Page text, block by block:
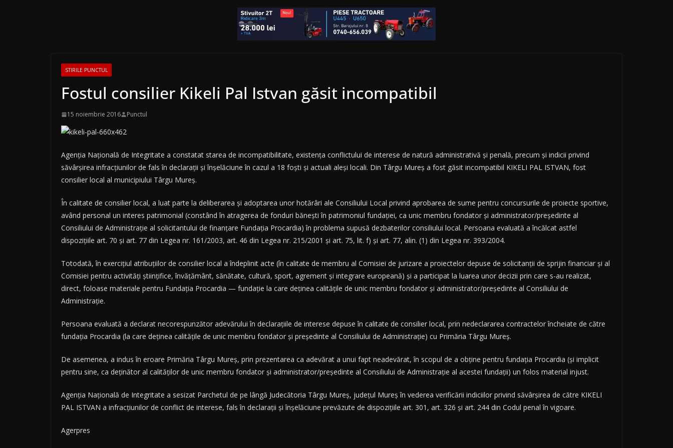
STIRILE PUNCTUL
Fostul consilier Kikeli Pal Istvan găsit incompatibil
15 noiembrie 2016 Punctul
Agenția Națională de Integritate a constatat starea de incompatibilitate, existența conflictului de interese de natură administrativă și penală, precum și indicii privind
săvârșirea infracțiunilor de fals în declarații și înșelăciune în cazul a 18 foști și actuali aleși locali. Din Târgu Mureş a fost găsit incompatibil KIKELI PAL ISTVAN, fost
consilier local al municipiului Târgu Mureș.
În calitate de consilier local, a luat parte la deliberarea și adoptarea unor hotărâri ale Consiliului Local privind aprobarea de sume pentru concursurile de proiecte sportive,
având personal un interes patrimonial (constând în atragerea de fonduri bănești în patrimoniul fundației, ca unic membru fondator și administrator/președinte al
Consiliului de Administrație al solicitantului de finanțare Fundația Procardia) în problema supusă dezbaterilor consiliului local. Persoana evaluată a încălcat astfel
dispozițiile art. 70 și art. 77 din Legea nr. 161/2003, art. 46 din Legea nr. 215/2001 și art. 75, lit. f) și art. 77, alin. (1) din Legea nr. 393/2004.
Totodată, în exercițiul atribuțiilor de consilier local a îndeplinit acte (în calitate de membru al Comisiei de jurizare a proiectelor depuse de solicitanții de sprijin financiar și al
Comisiei pentru activități științifice, învățământ, sănătate, cultură, sport, agrement și integrare europeană) și a participat la luarea unor decizii prin care s-au realizat,
direct, foloase materiale pentru Fundația Procardia — fundație la care deținea calitățile de unic membru fondator și administrator/președinte al Consiliului de
Administrație.
Persoana evaluată a declarat necorespunzător adevărului în declarațiile de interese depuse în calitate de consilier local, prin nedeclararea contractelor încheiate de către
fundația Procardia (la care deținea calitățile de unic membru fondator și președinte al Consiliului de Administrație) cu Primăria Târgu Mureș.
De asemenea, a indus în eroare Primăria Târgu Mureș, prin prezentarea ca adevărat a unui fapt neadevărat, în scopul de a obține pentru fundația Procardia (și implicit
pentru sine, ca deținător al calităților de unic membru fondator și administrator/președinte al Consiliului de Administrație al acestei fundații) un folos material injust.
Agenția Națională de Integritate a sesizat Parchetul de pe lângă Judecătoria Târgu Mureș, județul Mureș în vederea verificării indiciilor privind săvârșirea de către KIKELI
PAL ISTVAN a infracțiunilor de conflict de interese, fals în declarații și înșelăciune prevăzute de dispozițiile art. 301, art. 326 și art. 244 din Codul penal în vigoare.
Agerpres